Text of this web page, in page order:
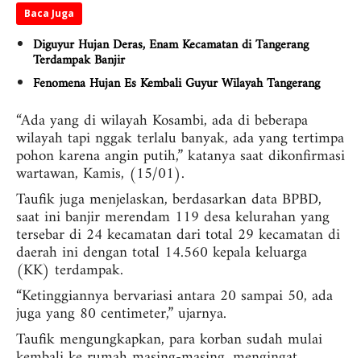
Baca Juga
Diguyur Hujan Deras, Enam Kecamatan di Tangerang
Terdampak Banjir
Fenomena Hujan Es Kembali Guyur Wilayah Tangerang
“Ada yang di wilayah Kosambi, ada di beberapa
wilayah tapi nggak terlalu banyak, ada yang tertimpa
pohon karena angin putih,” katanya saat dikonfirmasi
wartawan, Kamis, (15/01).
Taufik juga menjelaskan, berdasarkan data BPBD,
saat ini banjir merendam 119 desa kelurahan yang
tersebar di 24 kecamatan dari total 29 kecamatan di
daerah ini dengan total 14.560 kepala keluarga
(KK) terdampak.
“Ketinggiannya bervariasi antara 20 sampai 50, ada
juga yang 80 centimeter,” ujarnya.
Taufik mengungkapkan, para korban sudah mulai